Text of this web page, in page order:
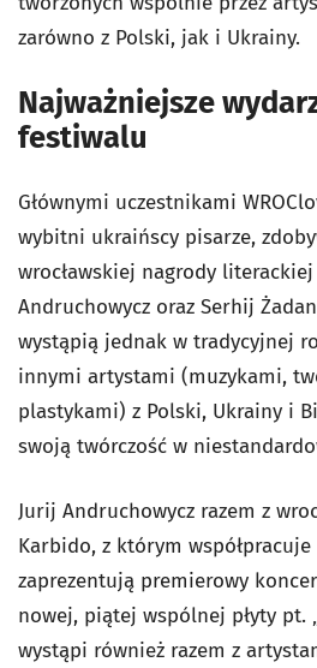
zarówno z Polski, jak i Ukrainy.
Najważniejsze
festiwalu
Głównymi uczestnikami
wybitni ukraińscy pisarze,
wrocławskiej nagrody
Andruchowycz oraz Serhij
wystąpią jednak w tradycyjnej
innymi artystami (muzykami,
plastykami) z Polski, Ukrainy i
swoją twórczość w
Jurij Andruchowycz razem z
Karbido, z którym
zaprezentują premierowy
nowej, piątej wspólnej płyty pt.
wystąpi również razem z